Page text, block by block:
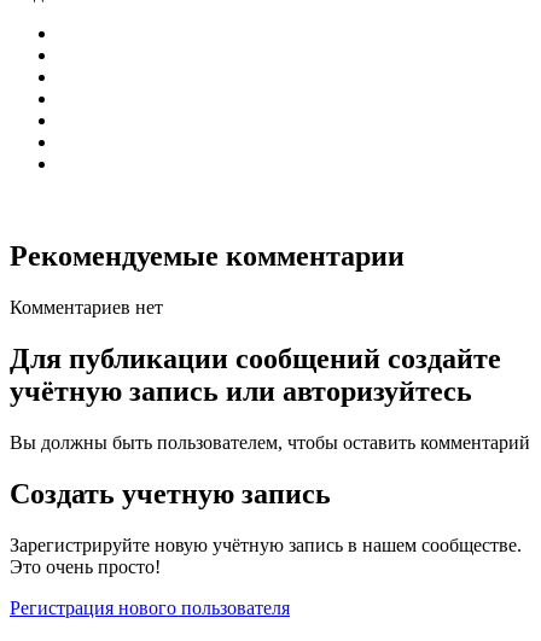
Рекомендуемые комментарии
Комментариев нет
Для публикации сообщений создайте
учётную запись или авторизуйтесь
Вы должны быть пользователем, чтобы оставить комментарий
Создать учетную запись
Зарегистрируйте новую учётную запись в нашем сообществе.
Это очень просто!
Регистрация нового пользователя